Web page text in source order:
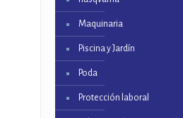
Maquinaria
Piscina y Jardín
Poda
Protección laboral